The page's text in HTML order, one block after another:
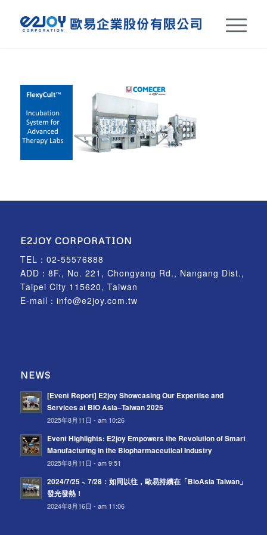
E2JOY CORPORATION
TEL： 02-55576888
ADD：8F., No. 221, Chongyang Rd., Nangang Dist.,
Taipei City 115620, Taiwan
E-mail： info@e2joy.com.tw
NEWS
[Event Report] E2joy Showcasing Our Expertise and
Services at BIO Asia–Taiwan 2025
2025年8月11日 - am 10:26
Event Highlights: E2joy Empowers the Revolution of Smart
Manufacturing in the Biopharmaceutical Industry
2025年8月11日 - am 9:51
2024/7/25 ~ 7/28：如同以往，歐易持續在「BioAsia Taiwan」
發光發熱！
2024年8月16日 - am 11:06